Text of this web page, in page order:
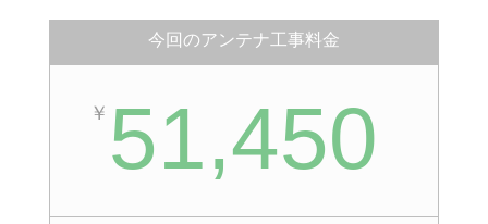
今回のアンテナ工事料金
￥ 51,450